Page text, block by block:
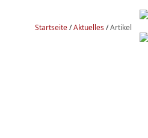
Startseite/Aktuelles/Artikel